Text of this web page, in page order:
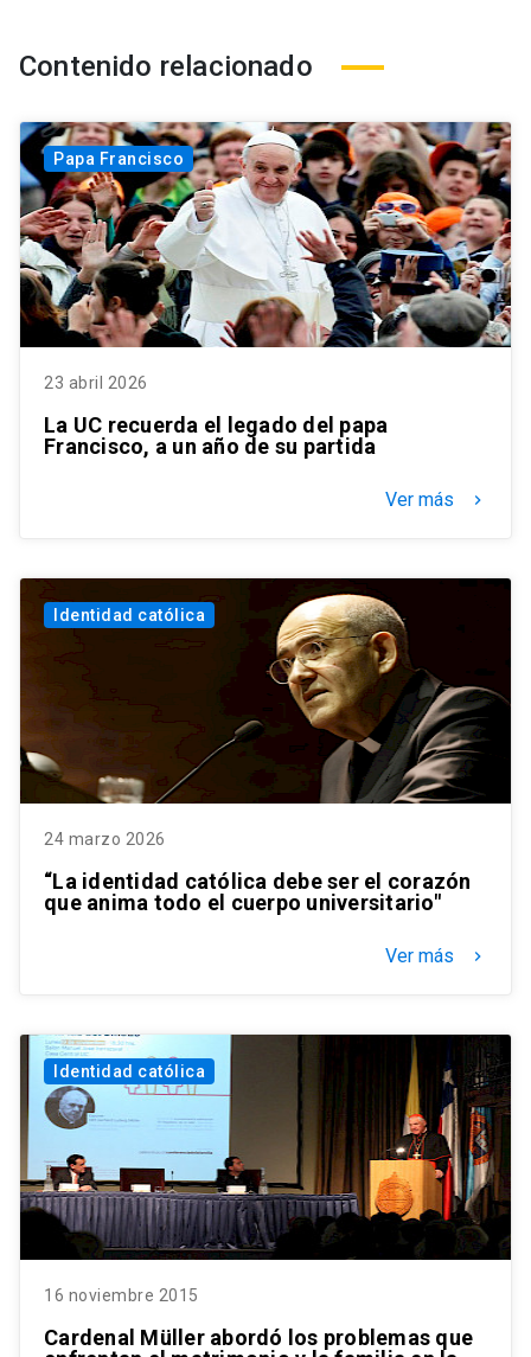
Contenido relacionado
Papa Francisco
23 abril 2026
La UC recuerda el legado del papa
Francisco, a un año de su partida
Ver más keyboard_arrow_right
Identidad católica
24 marzo 2026
“La identidad católica debe ser el corazón
que anima todo el cuerpo universitario"
Ver más keyboard_arrow_right
Identidad católica
16 noviembre 2015
Cardenal Müller abordó los problemas que